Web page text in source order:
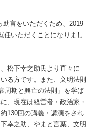
言をいただくため、2019
任いただくことになりまし
松下幸之助氏より直々に
る方です。また、文明法則
周期と興亡の法則」を学ば
、現在は経営者・政治家・
130回の講義・講演をされ
幸之助、やまと言葉、文明